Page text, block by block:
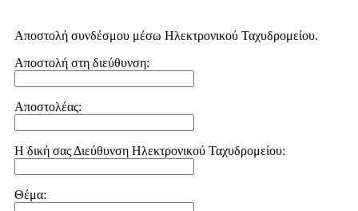
Αποστολή συνδέσμου μέσω Ηλεκτρονικού Ταχυδρομείου.
Αποστολή στη διεύθυνση:
Αποστολέας:
Η δική σας Διεύθυνση Ηλεκτρονικού Ταχυδρομείου:
Θέμα: